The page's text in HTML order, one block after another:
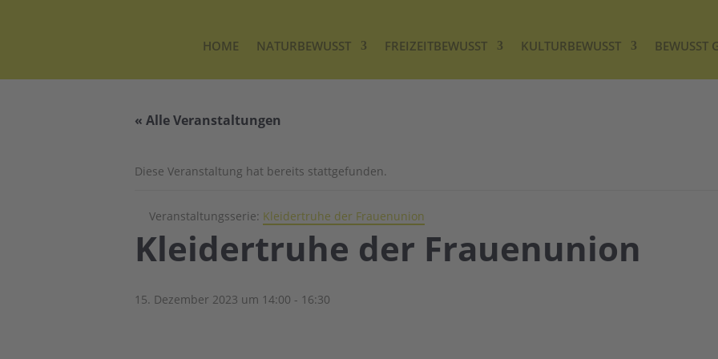
HOME NATURBEWUSST FREIZEITBEWUSST KULTURBEWUSST BEWUSST
« Alle Veranstaltungen
Diese Veranstaltung hat bereits stattgefunden.
Veranstaltungsserie: Kleidertruhe der Frauenunion
Kleidertruhe der Frauenunion
15. Dezember 2023 um 14:00 - 16:30